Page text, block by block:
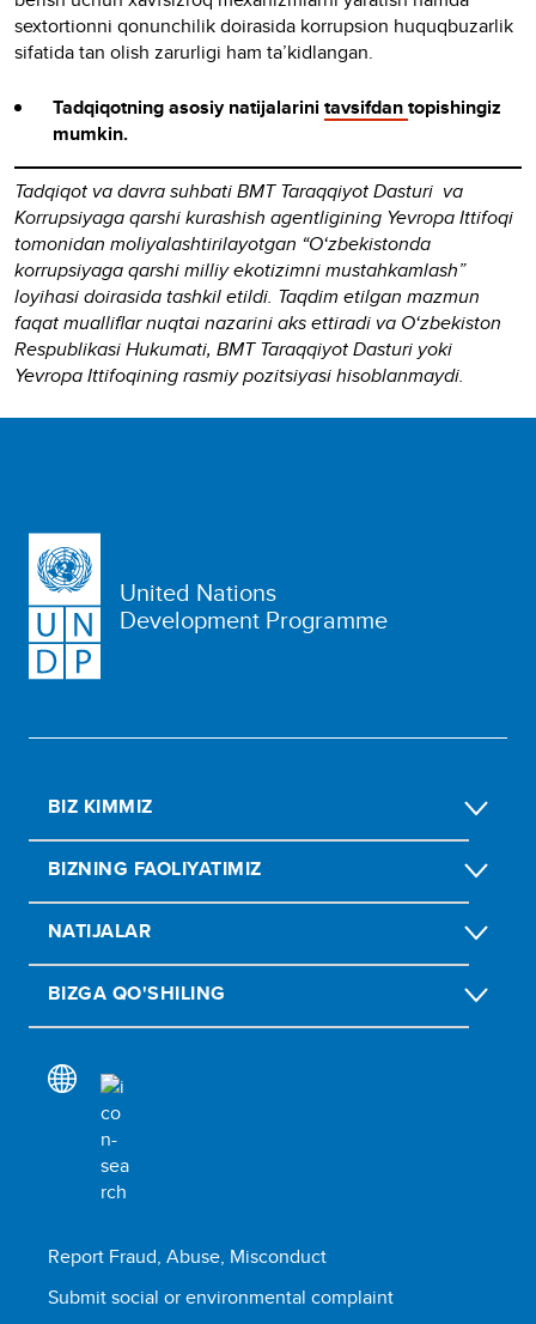
sextortionni qonunchilik doirasida korrupsion huquqbuzarlik
sifatida tan olish zarurligi ham ta’kidlangan.
Tadqiqotning asosiy natijalarini tavsifdantopishingiz
mumkin.
Tadqiqot va davra suhbati BMT Taraqqiyot Dasturi va
Korrupsiyaga qarshi kurashish agentligining Yevropa Ittifoqi
tomonidan moliyalashtirilayotgan “O‘zbekistonda
korrupsiyaga qarshi milliy ekotizimni mustahkamlash”
loyihasi doirasida tashkil etildi. Taqdim etilgan mazmun
faqat mualliflar nuqtai nazarini aks ettiradi va O‘zbekiston
Respublikasi Hukumati, BMT Taraqqiyot Dasturi yoki
Yevropa Ittifoqining rasmiy pozitsiyasi hisoblanmaydi.
United Nations
Development Programme
BIZ KIMMIZ
BIZNING FAOLIYATIMIZ
NATIJALAR
BIZGA QO'SHILING
Report Fraud, Abuse, Misconduct
Submit social or environmental complaint